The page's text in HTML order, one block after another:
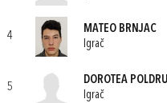
4
MATEO BRNJAC
Igrač
5
DOROTEA
Igrač